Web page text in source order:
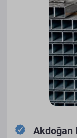
Akdoğan